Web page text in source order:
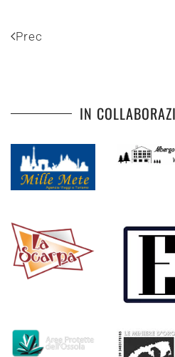
Prec
IN